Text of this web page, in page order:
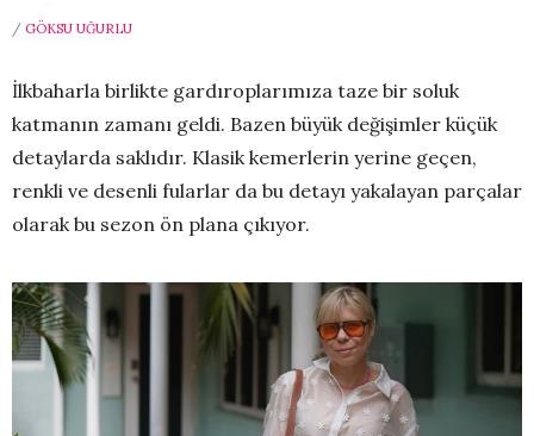
/ GÖKSU UĞURLU
İlkbaharla birlikte gardıroplarımıza taze bir soluk
katmanın zamanı geldi. Bazen büyük değişimler küçük
detaylarda saklıdır. Klasik kemerlerin yerine geçen,
renkli ve desenli fularlar da bu detayı yakalayan parçalar
olarak bu sezon ön plana çıkıyor.